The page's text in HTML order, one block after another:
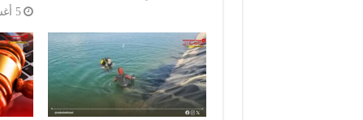
5 أغسطس، 2026